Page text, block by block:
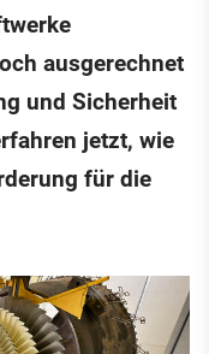
ausgerechnet
und Sicherheit
jetzt, wie
für die